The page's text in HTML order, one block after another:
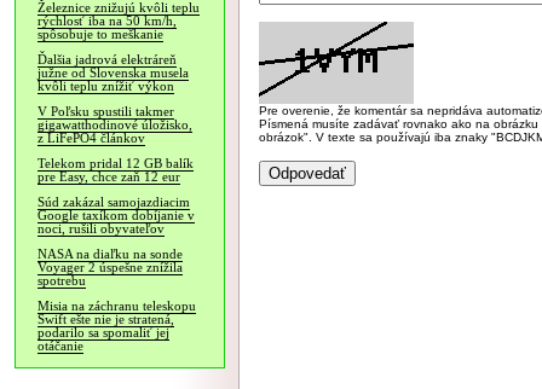
Železnice znižujú kvôli teplu
rýchlosť iba na 50 km/h,
spôsobuje to meškanie
Ďalšia jadrová elektráreň
južne od Slovenska musela
kvôli teplu znížiť výkon
V Poľsku spustili takmer
gigawatthodinové úložisko,
z LiFePO4 článkov
Telekom pridal 12 GB balík
pre Easy, chce zaň 12 eur
Súd zakázal samojazdiacim
Google taxíkom dobíjanie v
noci, rušili obyvateľov
NASA na diaľku na sonde
Voyager 2 úspešne znížila
spotrebu
Misia na záchranu teleskopu
Swift ešte nie je stratená,
podarilo sa spomaliť jej
otáčanie
Pre overenie, že komentár sa nepridáva
Písmená musíte zadávať rovnako ako na
obrázok". V texte sa používajú iba znaky